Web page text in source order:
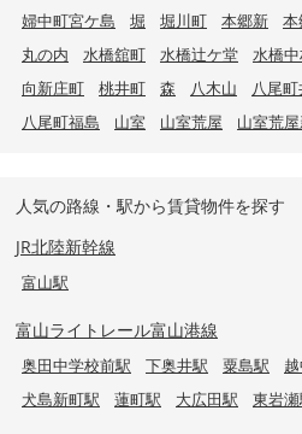
婦中町宮ケ島
堀 堀川町 本郷新 本
丸の内
水橋舘町 水橋辻ケ堂 水橋
向新庄町
桃井町 森 八木山 八尾町
八尾町福島
山室 山室荒屋 山室荒
人気の路線・駅から賃貸物件を探す
JR北陸新幹線
富山駅
富山ライトレール富山港線
奥田中学校前駅 下奥井駅 粟島駅
犬島新町駅
蓮町駅 大広田駅 東岩